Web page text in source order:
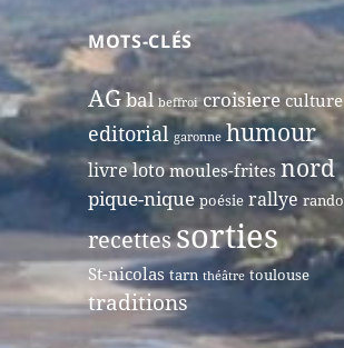
MOTS-CLÉS
AGbal beffroi croisiere culture
editorial garonne humour
livrelotomoules-frites nord
pique-nique poésie rallye rando
recettessorties
St-nicolas tarn théâtre toulouse
traditions